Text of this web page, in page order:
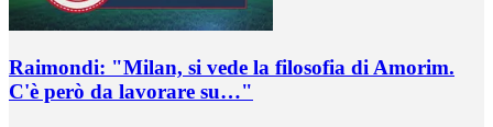
Raimondi: "Milan, si vede la filosofia di Amorim.
C'è però da lavorare su…"